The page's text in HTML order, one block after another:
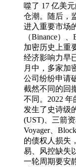
噬了 17 亿美
仓潮。随后，
进入重要市场
（Binance）
加密历史上重
经济影响力早
月中，多家加
公司纷纷申请
截然不同的回
不同。2022
发生了史诗级
(UST)、三箭资
Voyager、
的债权人损失
易、风控缺失
一轮周期要安